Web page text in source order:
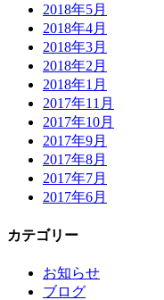
2018年5月
2018年4月
2018年3月
2018年2月
2018年1月
2017年11月
2017年10月
2017年9月
2017年8月
2017年7月
2017年6月
カテゴリー
お知らせ
ブログ